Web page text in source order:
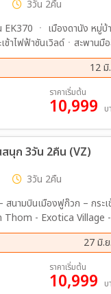
3วัน 2คืน
EK370 ㆍ เมืองดานัง หมู่
ช้าไฟฟ้าซันเวิลด์ㆍสะพาน
ตาชีพาร์ค ㆍ พักบนบาน่า
พาน มังกรㆍสะพานแห่ง
12
28 ส.ค. 69 - 30 ส.ค. 69
13 พ.ย. 69 - 15 พ.ย.
ราคาเริ่มต้น
10,999 บ
นุก 3วัน 2คืน (VZ)
3วัน 2คืน
นามบินเมืองฟูก๊วก – กระ
- Sunset Town –
Wonders Phu Quoc –
เมืองฟูก๊วก – สนามบินสุวรรณ
27 มิ.
22 ส.ค. 69 - 24 ส.ค. 69
18 ก.ย. 69 - 20 ก.ย.
ราคาเริ่มต้น
10,999 บ